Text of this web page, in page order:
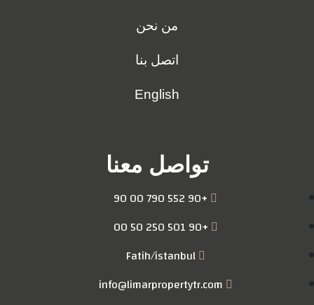
من نحن
اتصل بنا
English
تواصل معنا
+90 552 790 00 90
+90 501 250 50 00
Fatih/istanbul
info@limarpropertytr.com